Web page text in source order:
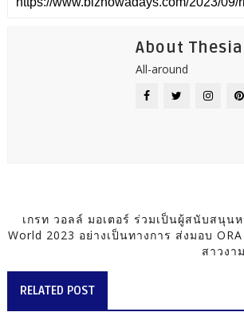
About
All-around
เกรท วอลล์ มอเตอร์ ร่วมเป็นผู้สนับสนุน
World 2023 อย่างเป็นทางการ ส่งมอบ
สาวงา
RELATED POST